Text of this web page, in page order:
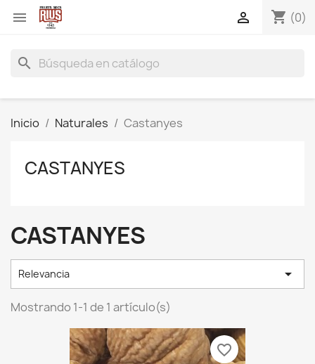
 shopping_cart (0)

search
Inicio Naturales Castanyes
CASTANYES
CASTANYES
Relevancia 
Mostrando 1-1 de 1 artículo(s)
favorite_border